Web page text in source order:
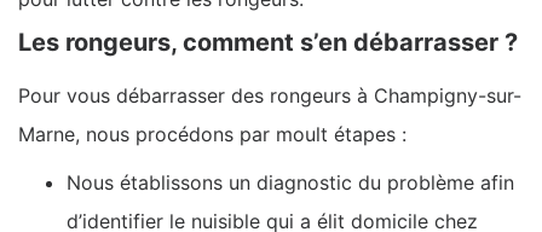
Les rongeurs, comment s’en débarrasser ?
Pour vous débarrasser des rongeurs à Champigny-sur-
Marne, nous procédons par moult étapes :
Nous établissons un diagnostic du problème afin
d’identifier le nuisible qui a élit domicile chez